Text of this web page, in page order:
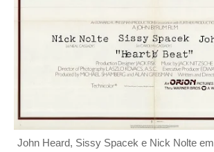
John Heard, Sissy Spacek e Nick Nolte em